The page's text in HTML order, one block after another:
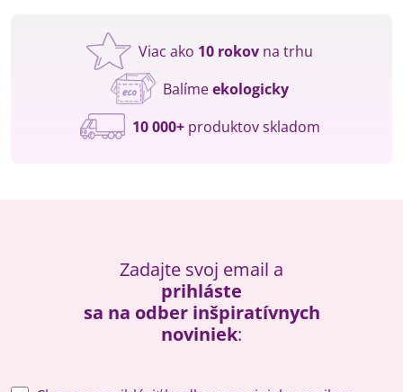
Viac ako 10 rokov na trhu
Balímeekologicky
10 000+produktov skladom
Zadajte svoj email a
prihláste
sa na odber inšpiratívnych
noviniek: